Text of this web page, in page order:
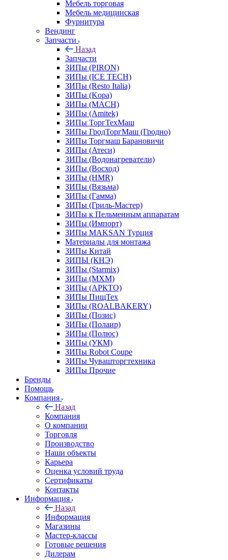
Мебель торговая
Мебель медицинская
Фурнитура
Вендинг
Запчасти
Назад
Запчасти
ЗИПы (PIRON)
ЗИПы (ICE TECH)
ЗИПы (Resto Italia)
ЗИПы (Kopa)
ЗИПы (MACH)
ЗИПы (Amitek)
ЗИПы ТоргТехМаш
ЗИПы ГродТоргМаш (Гродно)
ЗИПы Торгмаш Барановичи
ЗИПы (Атеси)
ЗИПы (Водонагреватели)
ЗИПы (Восход)
ЗИПы (HMR)
ЗИПы (Вязьма)
ЗИПы (Гамма)
ЗИПы (Гриль-Мастер)
ЗИПы к Пельменным аппаратам
ЗИПы (Импорт)
ЗИПы MAKSAN Турция
Материалы для монтажа
ЗИПы Китай
ЗИПЫ (КНЭ)
ЗИПы (Starmix)
ЗИПы (МХМ)
ЗИПы (АРКТО)
ЗИПы ПищТех
ЗИПы (ROALBAKERY)
ЗИПы (Позис)
ЗИПы (Полаир)
ЗИПы (Полюс)
ЗИПы (УКМ)
ЗИПы Robot Coupe
ЗИПы Чувашторгтехника
ЗИПы Прочие
Бренды
Помощь
Компания
Назад
Компания
О компании
Торговля
Производство
Наши объекты
Карьера
Оценка условий труда
Сертификаты
Контакты
Информация
Назад
Информация
Магазины
Мастер-классы
Готовые решения
Дилерам